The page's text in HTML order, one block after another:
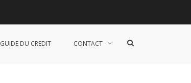
GUIDE DU CREDIT CONTACT
S